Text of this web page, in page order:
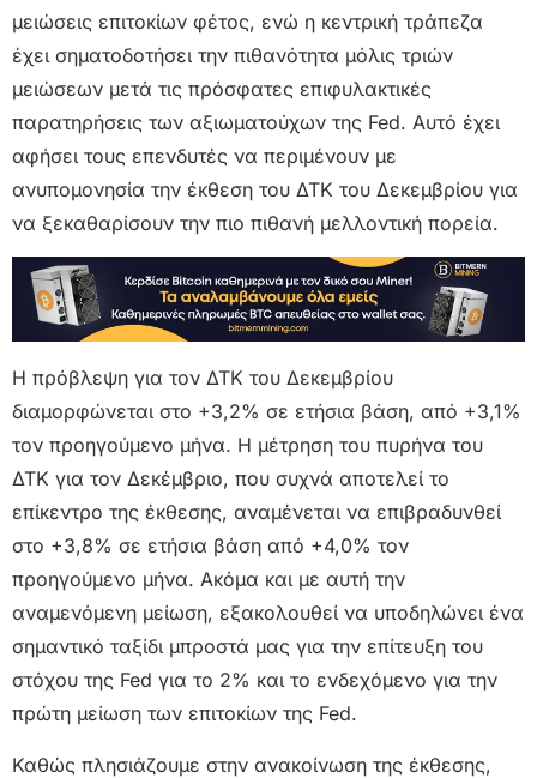
μειώσεις επιτοκίων φέτος, ενώ η κεντρική τράπεζα
έχει σηματοδοτήσει την πιθανότητα μόλις τριών
μειώσεων μετά τις πρόσφατες επιφυλακτικές
παρατηρήσεις των αξιωματούχων της Fed. Αυτό έχει
αφήσει τους επενδυτές να περιμένουν με
ανυπομονησία την έκθεση του ΔΤΚ του Δεκεμβρίου για
να ξεκαθαρίσουν την πιο πιθανή μελλοντική πορεία.
Η πρόβλεψη για τον ΔΤΚ του Δεκεμβρίου
διαμορφώνεται στο +3,2% σε ετήσια βάση, από +3,1%
τον προηγούμενο μήνα. Η μέτρηση του πυρήνα του
ΔΤΚ για τον Δεκέμβριο, που συχνά αποτελεί το
επίκεντρο της έκθεσης, αναμένεται να επιβραδυνθεί
στο +3,8% σε ετήσια βάση από +4,0% τον
προηγούμενο μήνα. Ακόμα και με αυτή την
αναμενόμενη μείωση, εξακολουθεί να υποδηλώνει ένα
σημαντικό ταξίδι μπροστά μας για την επίτευξη του
στόχου της Fed για το 2% και το ενδεχόμενο για την
πρώτη μείωση των επιτοκίων της Fed.
Καθώς πλησιάζουμε στην ανακοίνωση της έκθεσης,